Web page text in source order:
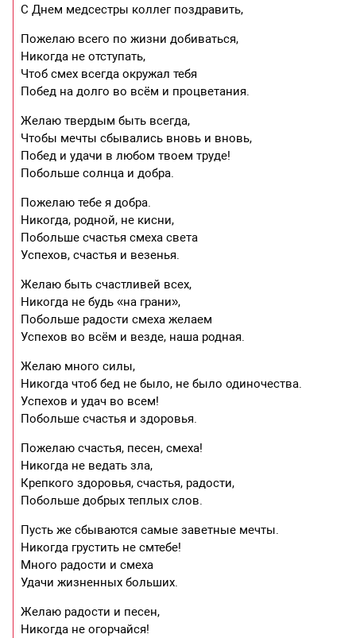
С Днем медсестры коллег поздравить,
Пожелаю всего по жизни добиваться,
Никогда не отступать,
Чтоб смех всегда окружал тебя
Побед на долго во всём и процветания.
Желаю твердым быть всегда,
Чтобы мечты сбывались вновь и вновь,
Побед и удачи в любом твоем труде!
Побольше солнца и добра.
Пожелаю тебе я добра.
Никогда, родной, не кисни,
Побольше счастья смеха света
Успехов, счастья и везенья.
Желаю быть счастливей всех,
Никогда не будь «на грани»,
Побольше радости смеха желаем
Успехов во всём и везде, наша родная.
Желаю много силы,
Никогда чтоб бед не было, не было одиночества.
Успехов и удач во всем!
Побольше счастья и здоровья.
Пожелаю счастья, песен, смеха!
Никогда не ведать зла,
Крепкого здоровья, счастья, радости,
Побольше добрых теплых слов.
Пусть же сбываются самые заветные мечты.
Никогда грустить не смтебе!
Много радости и смеха
Удачи жизненных больших.
Желаю радости и песен,
Никогда не огорчайся!